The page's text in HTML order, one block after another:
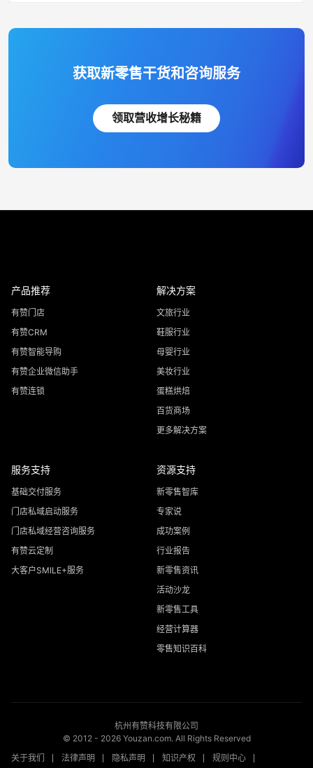
获取新零售干货和咨询服务
领取营收增长秘籍
产品推荐
有赞门店
有赞CRM
有赞智能导购
有赞企业微信助手
有赞连锁
解决方案
文旅行业
鞋服行业
母婴行业
美妆行业
蛋糕烘焙
百货商场
更多解决方案
服务支持
基础交付服务
门店私域启动服务
门店私域经营咨询服务
有赞云定制
大客户SMILE+服务
资源支持
新零售智库
专家说
成功案例
行业报告
新零售资讯
活动沙龙
新零售工具
经营计算器
零售知识百科
杭州有赞科技有限公司
© 2012 - 2026Youzan.com. All Rights Reserved
关于我们
法律声明 隐私声明 知识产权 规则中心